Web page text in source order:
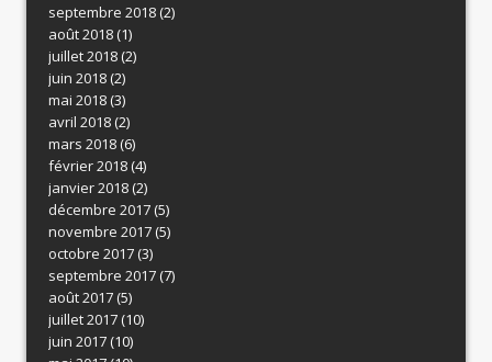
septembre 2018(2)
août 2018(1)
juillet 2018(2)
juin 2018(2)
mai 2018(3)
avril 2018(2)
mars 2018(6)
février 2018(4)
janvier 2018(2)
décembre 2017(5)
novembre 2017(5)
octobre 2017(3)
septembre 2017(7)
août 2017(5)
juillet 2017(10)
juin 2017(10)